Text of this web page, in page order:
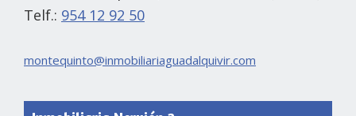
Telf.: 954 12 92 50
montequinto@inmobiliariaguadalquivir.com